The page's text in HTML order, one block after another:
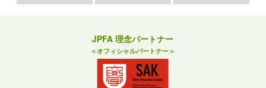
JPFA 理念パートナー
＜オフィシャルパートナー＞